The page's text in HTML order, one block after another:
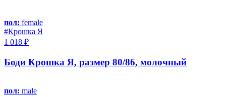
пол: female
#Крошка Я
1 018 ₽
Боди Крошка Я, размер 80/86, молочный
пол: male